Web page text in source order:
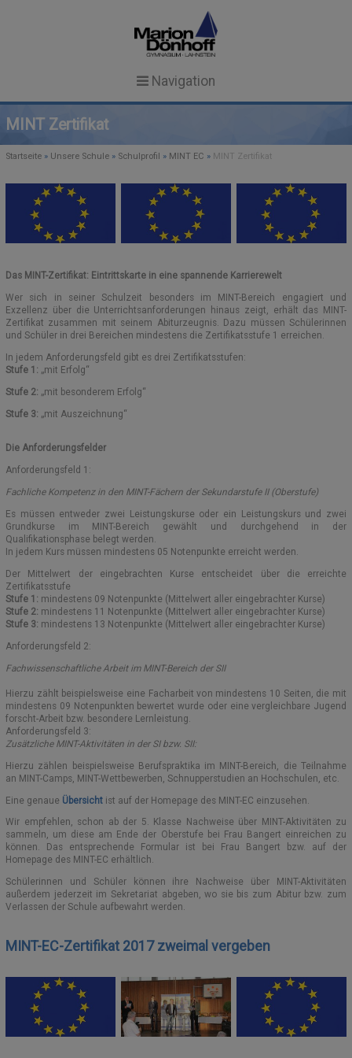
Navigation
Startseite
News
NEWS
TERMINE
Unsere Schule
SCHULPROFIL
MENSA
MITTELSTUFE
OBERSTUFE MSS
MARION GRÄFIN DÖNHOFF
EUROPASCHULE RLP
BOTSCHAFTERSCHULE FÜR DAS EUROPÄISCHE PARLAMENT
BERUFSORIENTIERUNG (BO)
AUSBILDUNGSSCHULE
Schulgemeinschaft
SEKRETARIAT
GREMIEN UND AUSSCHÜSSE
VEREIN DER FREUNDE
FREIWILLIGES SOZIALES JAHR (FSJ)
REGELN UND ZEITEN
AUSTAUSCHPROGRAMME/PARTNERSCHULEN
KOOPERATIONSPARTNER
MOODLE
FORMULARE
FUNDSACHEN
ANMELDUNGEN – INFORMATIONEN
SCHLIESSFÄCHER
SCHULKOLLEKTION
KONTAKT
MOODLE UND BIGBLUEBUTTON – HINWEISE
Search
for:
Search Button
MINT Zertifikat
Startseite » Unsere Schule » Schulprofil » MINT EC » MINT Zertifikat
Das MINT-Zertifikat: Eintrittskarte in eine spannende Karrierewelt
Wer sich in seiner Schulzeit besonders im MINT-Bereich engagiert und
Exzellenz über die Unterrichtsanforderungen hinaus zeigt, erhält das MINT-
Zertifikat zusammen mit seinem Abiturzeugnis. Dazu müssen Schülerinnen
und Schüler in drei Bereichen mindestens die Zertifikatsstufe 1 erreichen.
In jedem Anforderungsfeld gibt es drei Zertifikatsstufen:
Stufe 1: „mit Erfolg“
Stufe 2: „mit besonderem Erfolg“
Stufe 3: „mit Auszeichnung“
Die Anforderungsfelder
Anforderungsfeld 1:
Fachliche Kompetenz in den MINT-Fächern der Sekundarstufe II (Oberstufe)
Es müssen entweder zwei Leistungskurse oder ein Leistungskurs und zwei
Grundkurse im MINT-Bereich gewählt und durchgehend in der
Qualifikationsphase belegt werden.
In jedem Kurs müssen mindestens 05 Notenpunkte erreicht werden.
Der Mittelwert der eingebrachten Kurse entscheidet über die erreichte
Zertifikatsstufe
Stufe 1: mindestens 09 Notenpunkte (Mittelwert aller eingebrachter Kurse)
Stufe 2: mindestens 11 Notenpunkte (Mittelwert aller eingebrachter Kurse)
Stufe 3: mindestens 13 Notenpunkte (Mittelwert aller eingebrachter Kurse)
Anforderungsfeld 2:
Fachwissenschaftliche Arbeit im MINT-Bereich der SII
Hierzu zählt beispielsweise eine Facharbeit von mindestens 10 Seiten, die mit
mindestens 09 Notenpunkten bewertet wurde oder eine vergleichbare Jugend
forscht-Arbeit bzw. besondere Lernleistung.
Anforderungsfeld 3:
Zusätzliche MINT-Aktivitäten in der SI bzw. SII:
Hierzu zählen beispielsweise Berufspraktika im MINT-Bereich, die Teilnahme
an MINT-Camps, MINT-Wettbewerben, Schnupperstudien an Hochschulen, etc.
Eine genaue Übersicht ist auf der Homepage des MINT-EC einzusehen.
Wir empfehlen, schon ab der 5. Klasse Nachweise über MINT-Aktivitäten zu
sammeln, um diese am Ende der Oberstufe bei Frau Bangert einreichen zu
können. Das entsprechende Formular ist bei Frau Bangert bzw. auf der
Homepage des MINT-EC erhältlich.
Schülerinnen und Schüler können ihre Nachweise über MINT-Aktivitäten
außerdem jederzeit im Sekretariat abgeben, wo sie bis zum Abitur bzw. zum
Verlassen der Schule aufbewahrt werden.
MINT-EC-Zertifikat 2017 zweimal vergeben